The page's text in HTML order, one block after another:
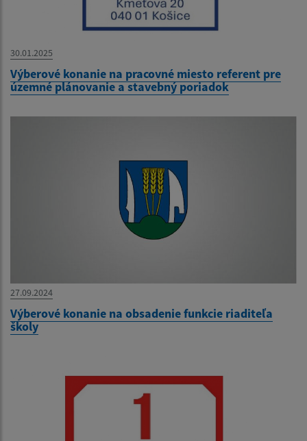
30.01.2025
Výberové konanie na pracovné miesto referent pre
územné plánovanie a stavebný poriadok
27.09.2024
Výberové konanie na obsadenie funkcie riaditeľa
školy